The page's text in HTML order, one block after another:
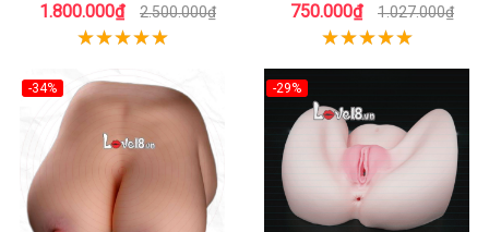
1.800.000₫ 2.500.000₫ 750.000₫ 1.027.000₫
-34%
-29%